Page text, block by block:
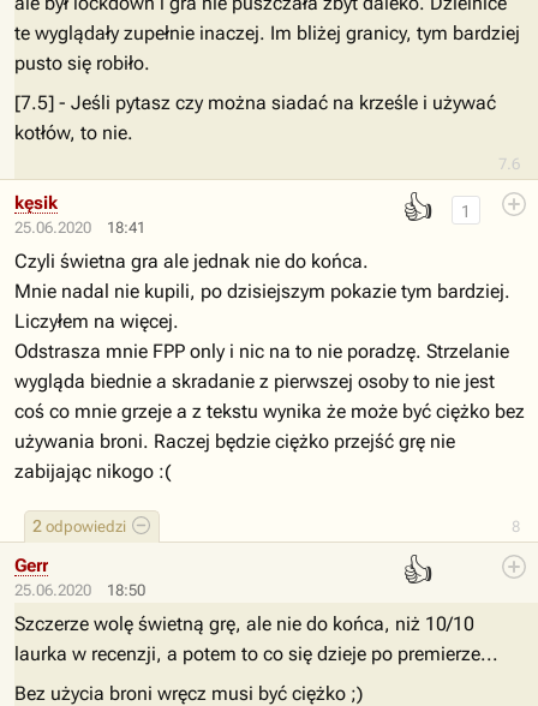
7.6
te wyglądały zupełnie inaczej. Im bliżej granicy, tym bardziej
pusto się robiło.
[7.5] - Jeśli pytasz czy można siadać na krześle i używać
kotłów, to nie.
25.06.2020 18:41
👍
8
1
2 odpowiedzi
kęsik
Czyli świetna gra ale jednak nie do końca.
Mnie nadal nie kupili, po dzisiejszym pokazie tym bardziej.
Liczyłem na więcej.
Odstrasza mnie FPP only i nic na to nie poradzę. Strzelanie
wygląda biednie a skradanie z pierwszej osoby to nie jest
coś co mnie grzeje a z tekstu wynika że może być ciężko bez
używania broni. Raczej będzie ciężko przejść grę nie
zabijając nikogo :(
25.06.2020 18:50
👍
Gerr
Szczerze wolę świetną grę, ale nie do końca, niż 10/10
laurka w recenzji, a potem to co się dzieje po premierze...
Bez użycia broni wręcz musi być ciężko ;)